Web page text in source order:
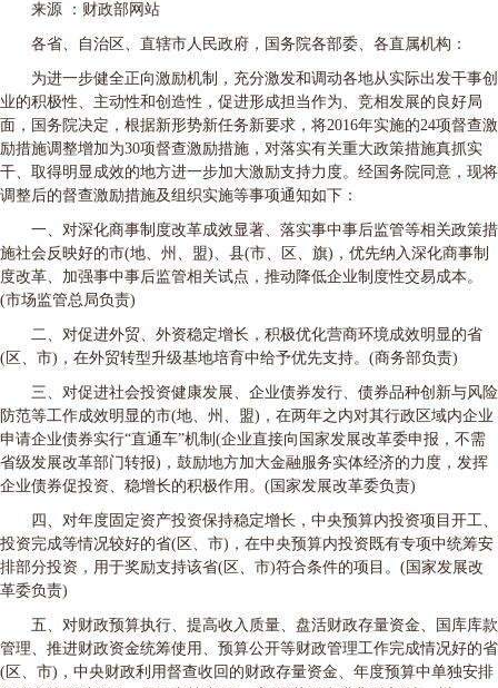
来源 ：财政部网站
各省、自治区、直辖市人民政府，国务院各部委、各直属机构：
为进一步健全正向激励机制，充分激发和调动各地从实际出发干事创
业的积极性、主动性和创造性，促进形成担当作为、竞相发展的良好局
面，国务院决定，根据新形势新任务新要求，将2016年实施的24项督查激
励措施调整增加为30项督查激励措施，对落实有关重大政策措施真抓实
干、取得明显成效的地方进一步加大激励支持力度。经国务院同意，现将
调整后的督查激励措施及组织实施等事项通知如下：
一、对深化商事制度改革成效显著、落实事中事后监管等相关政策措
施社会反映好的市(地、州、盟)、县(市、区、旗)，优先纳入深化商事制
度改革、加强事中事后监管相关试点，推动降低企业制度性交易成本。
(市场监管总局负责)
二、对促进外贸、外资稳定增长，积极优化营商环境成效明显的省
(区、市)，在外贸转型升级基地培育中给予优先支持。(商务部负责)
三、对促进社会投资健康发展、企业债券发行、债券品种创新与风险
防范等工作成效明显的市(地、州、盟)，在两年之内对其行政区域内企业
申请企业债券实行“直通车”机制(企业直接向国家发展改革委申报，不需
省级发展改革部门转报)，鼓励地方加大金融服务实体经济的力度，发挥
企业债券促投资、稳增长的积极作用。(国家发展改革委负责)
四、对年度固定资产投资保持稳定增长，中央预算内投资项目开工、
投资完成等情况较好的省(区、市)，在中央预算内投资既有专项中统筹安
排部分投资，用于奖励支持该省(区、市)符合条件的项目。(国家发展改
革委负责)
五、对财政预算执行、提高收入质量、盘活财政存量资金、国库库款
管理、推进财政资金统筹使用、预算公开等财政管理工作完成情况好的省
(区、市)，中央财政利用督查收回的财政存量资金、年度预算中单独安排